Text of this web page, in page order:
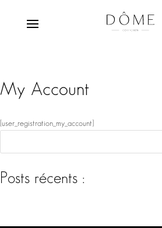
My Account
[user_registration_my_account]
Posts récents :